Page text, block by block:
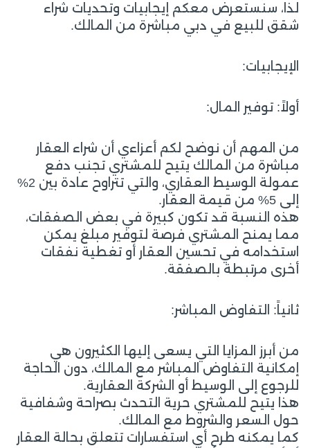
لذا، سنستعرض معكم إيجابيات وتحديات شراء
شقق للبيع في دبي مباشرة من المالك.
الإيجابيات:
أولاً: توفير المال:
من المهم أن نوضح لكم أعزاءي أن شراء العقار
مباشرة من المالك يتيح للمشتري تجنب دفع
عمولة الوسيط العقاري، والتي تتراوح عادة بين 2%
إلى 5% من قيمة العقار.
هذه النسبة قد تكون كبيرة في بعض الصفقات،
مما يمنح المشتري فرصة لتوفير مبلغ يمكن
استخدامه في تحسين العقار أو تغطية نفقات
أخرى مرتبطة بالصفقة.
ثانياً: التفاوض المباشر:
من أبرز المزايا التي يسعى إليها الكثيرون هي
إمكانية التفاوض المباشر مع المالك، دون الحاجة
للرجوع إلى الوسيط أو الشركة العقارية.
هذا يتيح للمشتري حرية التحدث بصراحة وشفافية
حول السعر والشروط مع المالك.
كما يمكنه طرح أي استفسارات تتعلق بحالة العقار